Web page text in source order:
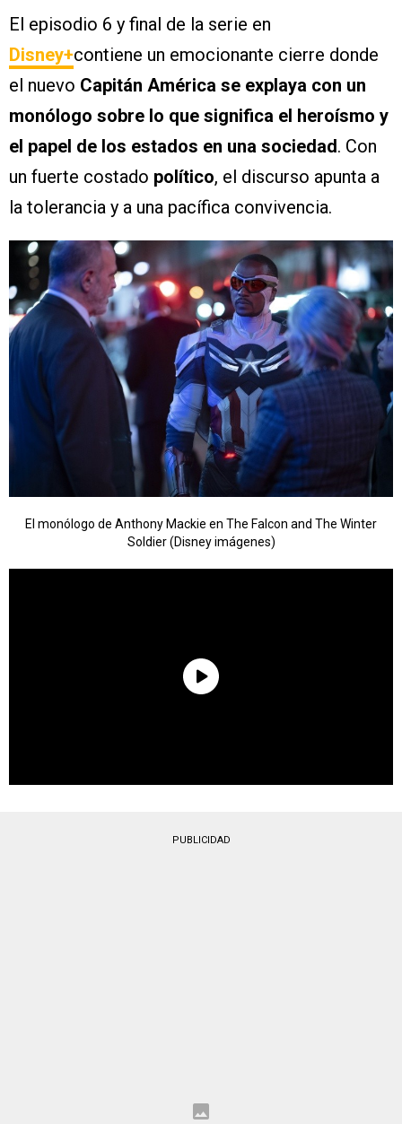
El episodio 6 y final de la serie en
Disney+contiene un emocionante cierre donde
el nuevo Capitán América se explaya con un
monólogo sobre lo que significa el heroísmo y
el papel de los estados en una sociedad. Con
un fuerte costado político, el discurso apunta a
la tolerancia y a una pacífica convivencia.
El monólogo de Anthony Mackie en The Falcon and The Winter
Soldier (Disney imágenes)
PUBLICIDAD